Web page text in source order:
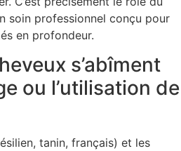
soin professionnel conçu pour
en profondeur.
s’abîment
ou l’utilisation de
tanin, français) et les